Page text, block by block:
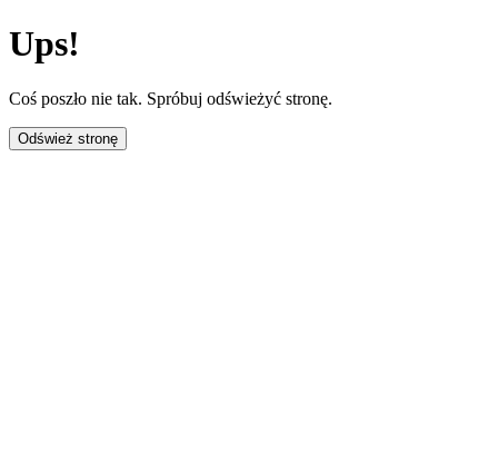
Ups!
Coś poszło nie tak. Spróbuj odświeżyć stronę.
Odśwież stronę